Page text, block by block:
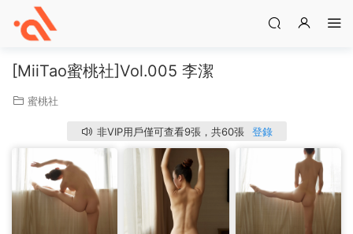
[MiiTao蜜桃社]Vol.005 李潔
蜜桃社
非VIP用戶僅可查看9張，共60張 登錄